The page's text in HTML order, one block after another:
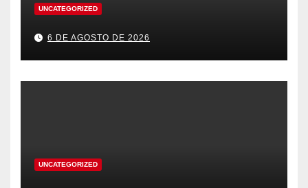
UNCATEGORIZED
6 DE AGOSTO DE 2026
UNCATEGORIZED